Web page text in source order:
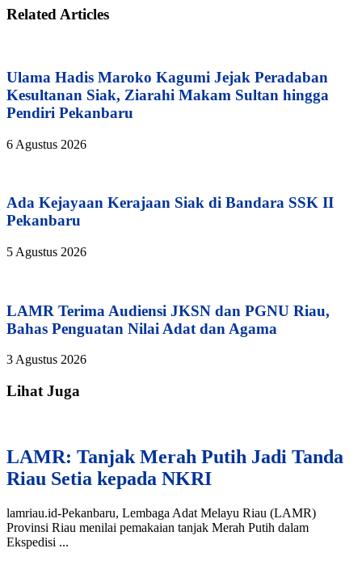
Related Articles
Ulama Hadis Maroko Kagumi Jejak Peradaban
Kesultanan Siak, Ziarahi Makam Sultan hingga
Pendiri Pekanbaru
6 Agustus 2026
Ada Kejayaan Kerajaan Siak di Bandara SSK II
Pekanbaru
5 Agustus 2026
LAMR Terima Audiensi JKSN dan PGNU Riau,
Bahas Penguatan Nilai Adat dan Agama
3 Agustus 2026
Lihat Juga
LAMR: Tanjak Merah Putih Jadi Tanda
Riau Setia kepada NKRI
lamriau.id-Pekanbaru, Lembaga Adat Melayu Riau (LAMR)
Provinsi Riau menilai pemakaian tanjak Merah Putih dalam
Ekspedisi ...